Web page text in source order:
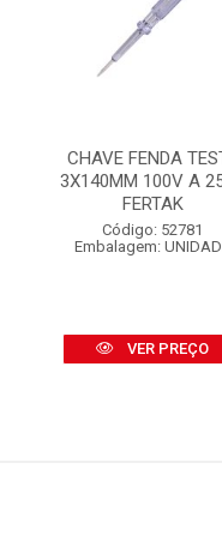
CHAVE FENDA
3X140MM 100V A
FERTAK
Código: 52781
Embalagem:
VER PREÇO